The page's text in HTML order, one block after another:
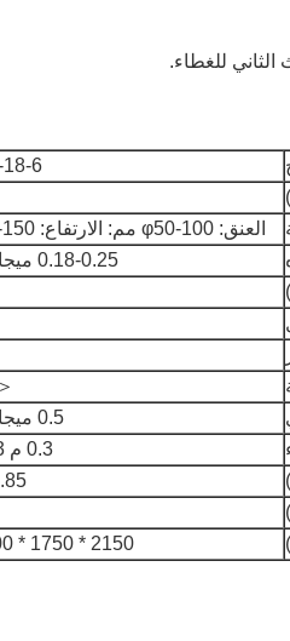
للغطاء.
6
العنق: φ50-100 مم: الارتفاع: 150-320 مم
0.18-0.25 ميجا باسكال
0.5 ميجا باسكال
0.3 م 3 / دقيقة
5.85
2150 * 1750 * 2400 ملم